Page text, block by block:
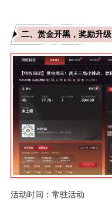
二、赏金开黑，奖励升级
活动时间：常驻活动